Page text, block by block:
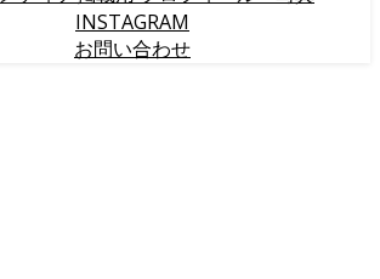
INSTAGRAM
お問い合わせ